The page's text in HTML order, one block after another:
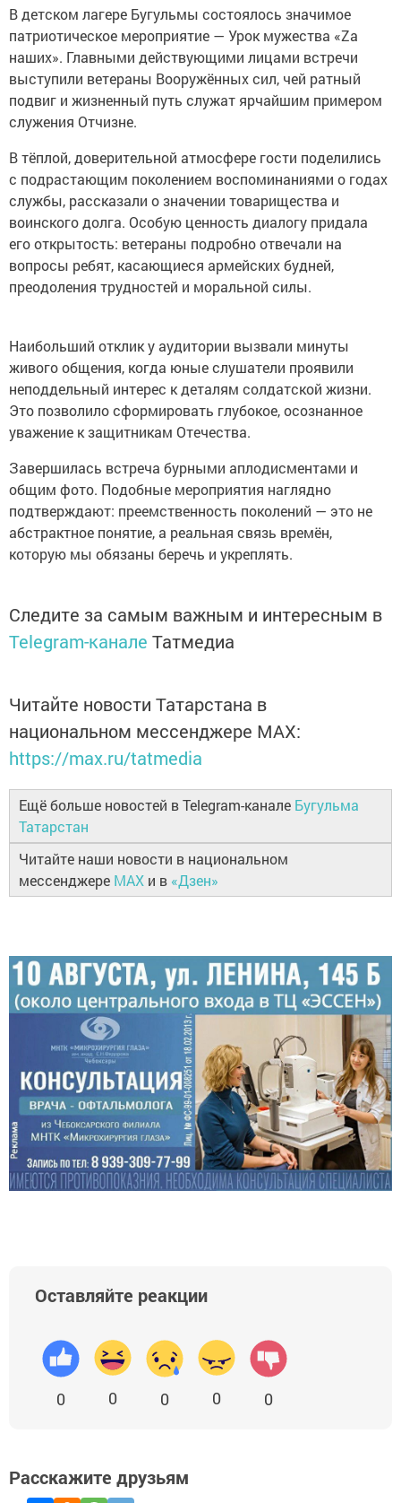
В детском лагере Бугульмы состоялось значимое
патриотическое мероприятие — Урок мужества «Zа
наших». Главными действующими лицами встречи
выступили ветераны Вооружённых сил, чей ратный
подвиг и жизненный путь служат ярчайшим примером
служения Отчизне.
В тёплой, доверительной атмосфере гости поделились
с подрастающим поколением воспоминаниями о годах
службы, рассказали о значении товарищества и
воинского долга. Особую ценность диалогу придала
его открытость: ветераны подробно отвечали на
вопросы ребят, касающиеся армейских будней,
преодоления трудностей и моральной силы.
Наибольший отклик у аудитории вызвали минуты
живого общения, когда юные слушатели проявили
неподдельный интерес к деталям солдатской жизни.
Это позволило сформировать глубокое, осознанное
уважение к защитникам Отечества.
Завершилась встреча бурными аплодисментами и
общим фото. Подобные мероприятия наглядно
подтверждают: преемственность поколений — это не
абстрактное понятие, а реальная связь времён,
которую мы обязаны беречь и укреплять.
Следите за самым важным и интересным в
Telegram-канале Татмедиа
Читайте новости Татарстана в
национальном мессенджере MАХ:
https://max.ru/tatmedia
Ещё больше новостей в Telegram-канале Бугульма
Татарстан
Читайте наши новости в национальном
мессенджере MAX и в «Дзен»
Оставляйте реакции
0 0 0 0 0
Расскажите друзьям